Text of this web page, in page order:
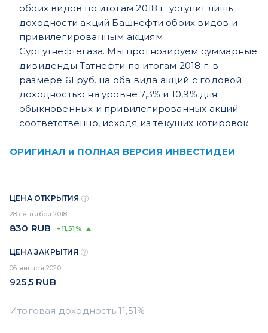
обоих видов по итогам 2018 г. уступит лишь
доходности акций Башнефти обоих видов и
привилегированным акциям
Сургутнефтегаза. Мы прогнозируем суммарные
дивиденды Татнефти по итогам 2018 г. в
размере 61 руб. на оба вида акций с годовой
доходностью на уровне 7,3% и 10,9% для
обыкновенных и привилегированных акций
соответственно, исходя из текущих котировок
ОРИГИНАЛ и ПОЛНАЯ ВЕРСИЯ ИНВЕСТИДЕИ
ЦЕНА ОТКРЫТИЯ
28 сентября 2018
830 RUB +11,51%
ЦЕНА ЗАКРЫТИЯ
06 января 2020
925,5 RUB